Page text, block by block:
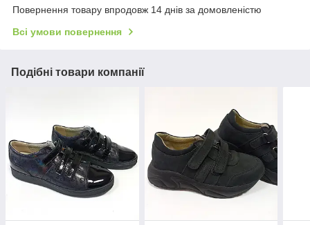
Повернення товару впродовж 14 днів за домовленістю
Всі умови повернення
Подібні товари компанії